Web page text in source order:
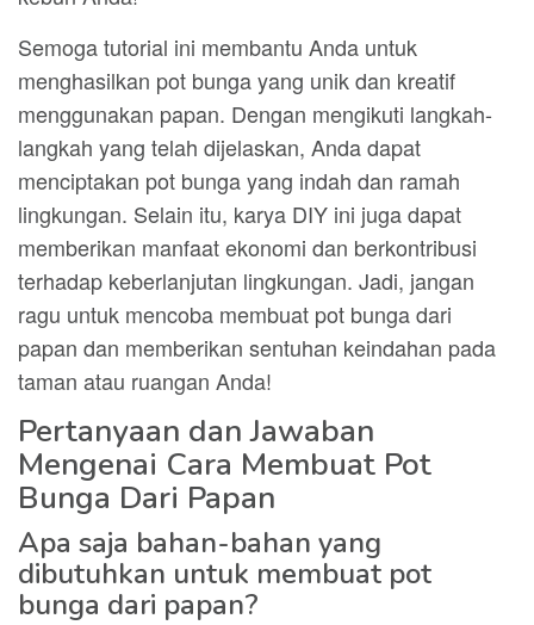
Semoga tutorial ini membantu Anda untuk
menghasilkan pot bunga yang unik dan kreatif
menggunakan papan. Dengan mengikuti langkah-
langkah yang telah dijelaskan, Anda dapat
menciptakan pot bunga yang indah dan ramah
lingkungan. Selain itu, karya DIY ini juga dapat
memberikan manfaat ekonomi dan berkontribusi
terhadap keberlanjutan lingkungan. Jadi, jangan
ragu untuk mencoba membuat pot bunga dari
papan dan memberikan sentuhan keindahan pada
taman atau ruangan Anda!
Pertanyaan dan Jawaban
Mengenai Cara Membuat Pot
Bunga Dari Papan
Apa saja bahan-bahan yang
dibutuhkan untuk membuat pot
bunga dari papan?